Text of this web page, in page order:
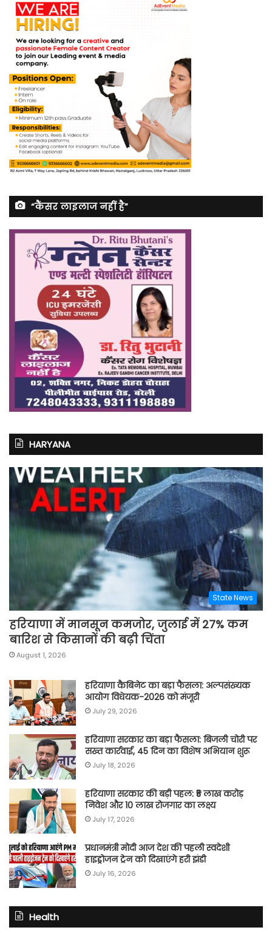
“कैंसर लाइलाज नहीं है”
HARYANA
State News
हरियाणा में मानसून कमजोर, जुलाई में 27% कम
बारिश से किसानों की बढ़ी चिंता
August 1, 2026
हरियाणा कैबिनेट का बड़ा फैसला: अल्पसंख्यक
आयोग विधेयक-2026 को मंजूरी
July 29, 2026
हरियाणा सरकार का बड़ा फैसला: बिजली चोरी पर
सख्त कार्रवाई, 45 दिन का विशेष अभियान शुरू
July 18, 2026
हरियाणा सरकार की बड़ी पहल: ₹5 लाख करोड़
निवेश और 10 लाख रोजगार का लक्ष्य
July 17, 2026
प्रधानमंत्री मोदी आज देश की पहली स्वदेशी
हाइड्रोजन ट्रेन को दिखाएंगे हरी झंडी
July 16, 2026
Health